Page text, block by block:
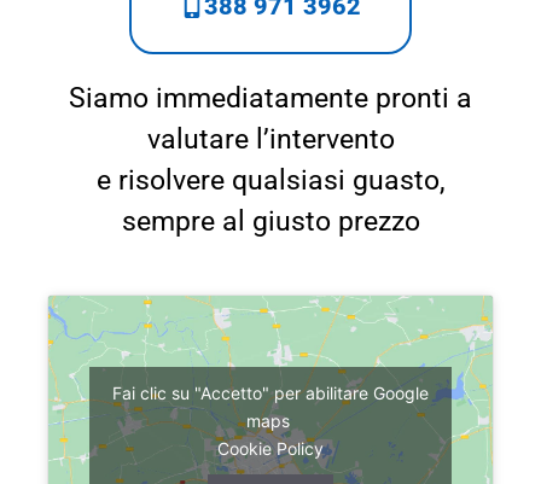
Siamo immediatamente pronti a
valutare l’intervento
e risolvere qualsiasi guasto,
sempre al giusto prezzo
Fai clic su "Accetto" per abilitare Google
maps
Cookie Policy